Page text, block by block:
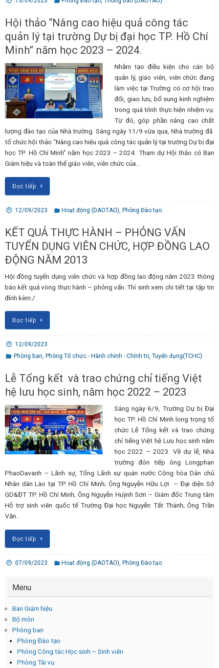
Hội thảo “Nâng cao hiệu quả công tác
quản lý tại trường Dự bị đại học TP. Hồ Chí
Minh” năm học 2023 – 2024.
Nhằm tạo điều kiện cho cán bộ
quản lý, giáo viên, viên chức đang
làm việc tại Trường có cơ hội trao
đổi, giao lưu, bổ sung kinh nghiệm
trong quá trình thực hiện nhiệm vụ.
Từ đó, góp phần nâng cao chất
lượng đào tạo của Nhà trường. Sáng ngày 11/9 vừa qua, Nhà trường đã
tổ chức hội thảo “Nâng cao hiệu quả công tác quản lý tại trường Dự bị đại
học TP. Hồ Chí Minh” năm học 2023 – 2024. Tham dự Hội thảo có Ban
Giám hiệu và toàn thể giáo viên, viên chức của…
Đọc tiếp
12/09/2023 Hoạt động (DAOTAO) ,Phòng Đào tạo
KẾT QUẢ THỰC HÀNH – PHỎNG VẤN
TUYỂN DỤNG VIÊN CHỨC, HỢP ĐỒNG LAO
ĐỘNG NĂM 2013
Hội đồng tuyển dụng viên chức và hợp đồng lao động năm 2023 thông
báo kết quả vòng thực hành – phỏng vấn. Thí sinh xem chi tiết tại tập tin
đính kèm./.
Đọc tiếp
12/09/2023
Phòng ban, Phòng Tổ chức - Hành chính - Chính trị, Tuyển dụng(TCHC)
Lễ Tổng kết và trao chứng chỉ tiếng Việt
hệ lưu học sinh, năm học 2022 – 2023
Sáng ngày 6/9, Trường Dự bị Đại
học TP. Hồ Chí Minh long trọng tổ
chức Lễ Tổng kết và trao chứng
chỉ tiếng Việt hệ Lưu học sinh năm
học 2022 – 2023. Về dự lễ, Nhà
trường đón tiếp ông Longphan
PhaoDavanh – Lãnh sự, Tổng Lãnh sự quán nước Cộng hòa Dân chủ
Nhân dân Lào tại TP. Hồ Chí Minh; Ông Nguyễn Hữu Lợi – Đại diện Sở
GD&ĐT TP. Hồ Chí Minh; Ông Nguyễn Huỳnh Sơn – Giám đốc Trung tâm
Hỗ trợ sinh viên quốc tế Trường Đại học Nguyễn Tất Thành; Ông Trần
Văn…
Đọc tiếp
07/09/2023 Hoạt động (DAOTAO) ,Phòng Đào tạo
Menu
Ban Giám hiệu
Bộ môn
Phòng ban
Phòng Đào tạo
Phòng Công tác Học sinh – Sinh viên
Phòng Tài vụ